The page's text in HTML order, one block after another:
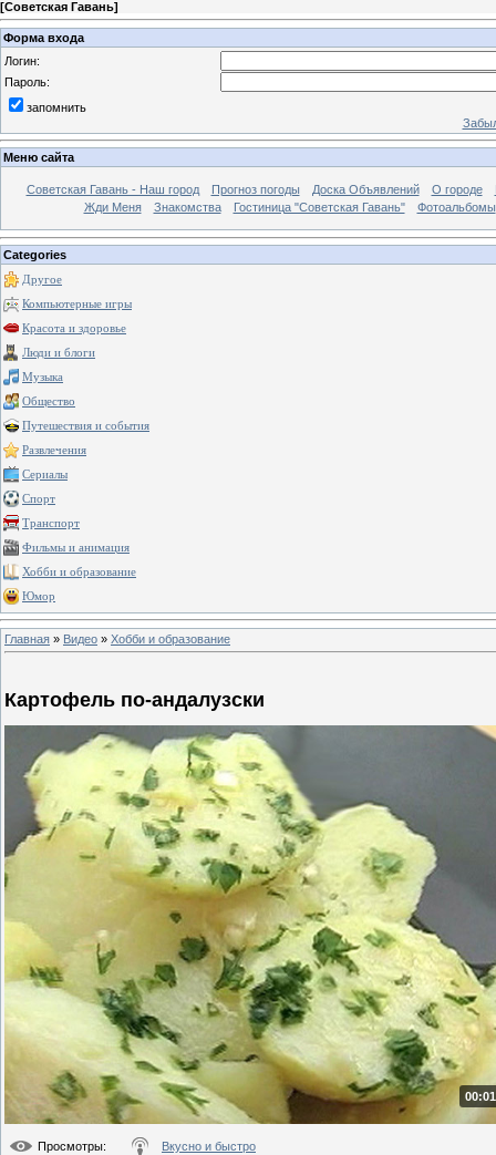
[Советская Гавань]
Форма входа
Логин:
Пароль:
запомнить
Меню сайта
Советская Гавань - Наш город Прогноз погоды Доска Объявлений О городе
Жди Меня
Знакомства Гостиница "Советская Гавань" Фотоальбомы
Categories
Другое
Компьютерные игры
Красота и здоровье
Люди и блоги
Музыка
Общество
Путешествия и события
Развлечения
Сериалы
Спорт
Транспорт
Фильмы и анимация
Хобби и образование
Юмор
Главная » Видео » Хобби и образование
Картофель по-андалузски
Просмотры: Вкусно и быстро